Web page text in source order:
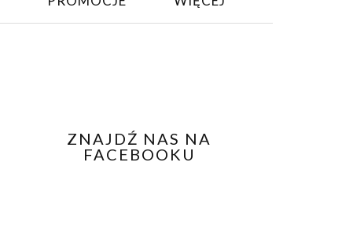
ZNAJDŹ NAS NA
FACEBOOKU